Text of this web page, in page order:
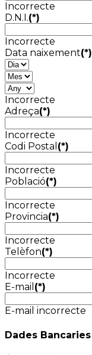
Incorrecte
D.N.I.(*)
Incorrecte
Data naixement(*)
Incorrecte
Adreça(*)
Incorrecte
Codi Postal (*)
Incorrecte
Població(*)
Incorrecte
Provincia(*)
Incorrecte
Telèfon(*)
Incorrecte
E-mail (*)
E-mail incorrecte
Dades Bancaries